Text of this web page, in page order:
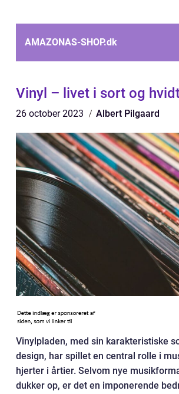
AMAZONAS-SHOP.dk
Vinyl – livet i sort og
26 october 2023 Albert Pilgaard
Vinylpladen, med sin karakteristiske
design, har spillet en central rolle i
hjerter i årtier. Selvom nye
dukker op, er det en imponerende